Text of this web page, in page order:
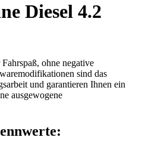
Diesel 4.2
ohne negative
sind das
und garantieren Ihnen ein
ausgewogene